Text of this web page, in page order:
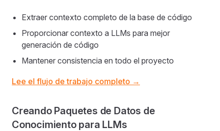
Extraer contexto completo de la base de código
Proporcionar contexto a LLMs para mejor
generación de código
Mantener consistencia en todo el proyecto
Lee el flujo de trabajo completo →
Creando Paquetes de Datos de
Conocimiento para LLMs